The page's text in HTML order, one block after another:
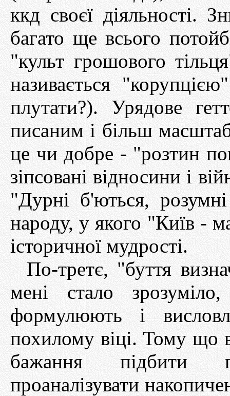
ккд своєї діяльності.
багато ще всього
"культ грошового
називається
плутати?). Урядове
писаним і більш
це чи добре - "розтин
зіпсовані відносини і
"Дурні б'ються,
народу, у якого "Київ -
історичної мудрості.
По-третє, "буття
мені стало
формулюють і
похилому віці. Тому що
бажання підбити
проаналізувати